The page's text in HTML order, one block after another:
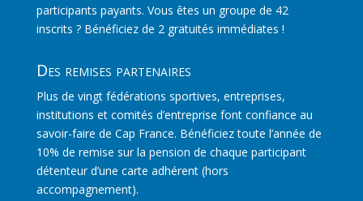
participants payants. Vous êtes un groupe de 42
inscrits ? Bénéficiez de 2 gratuités immédiates !
Des remises partenaires
Plus de vingt fédérations sportives, entreprises,
institutions et comités d’entreprise font confiance au
savoir-faire de Cap France. Bénéficiez toute l’année de
10% de remise sur la pension de chaque participant
détenteur d’une carte adhérent (hors
accompagnement).